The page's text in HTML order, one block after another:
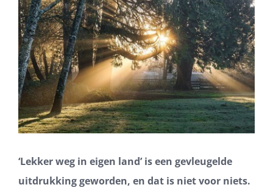
‘Lekker weg in eigen land’ is een gevleugelde
uitdrukking geworden, en dat is niet voor niets.